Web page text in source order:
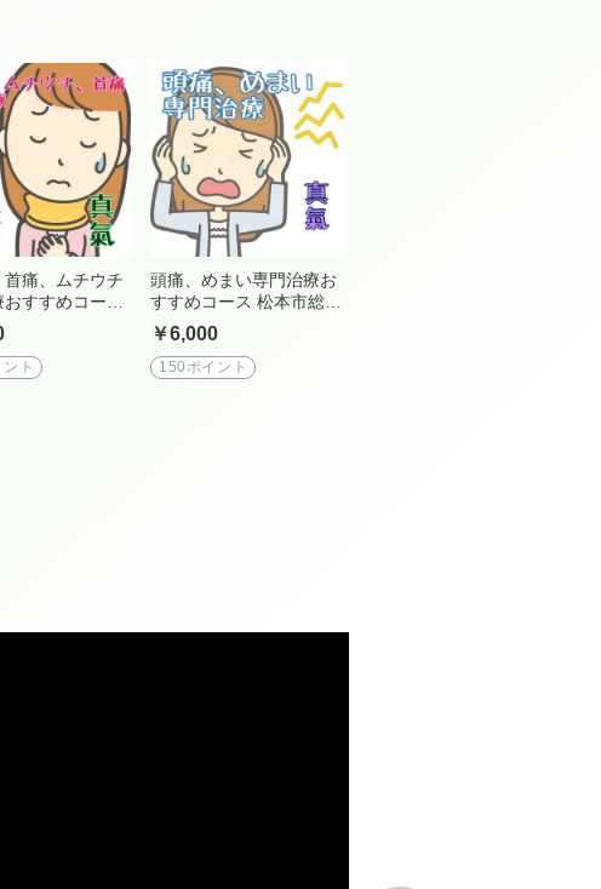
首痛、ムチウチ
すすめコース
治療院 真氣
ト
頭痛、めまい専門治療お
すすめコース 松本市総合
治療院 真氣
￥6,000
150ポイント